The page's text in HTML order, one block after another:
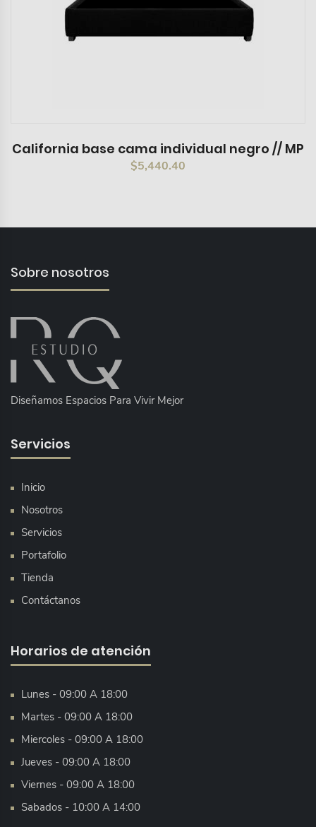
California base cama individual negro // MP
$5,440.40
Sobre nosotros
Diseñamos Espacios Para Vivir Mejor
Servicios
Inicio
Nosotros
Servicios
Portafolio
Tienda
Contáctanos
Horarios de atención
Lunes - 09:00 A 18:00
Martes - 09:00 A 18:00
Miercoles - 09:00 A 18:00
Jueves - 09:00 A 18:00
Viernes - 09:00 A 18:00
Sabados - 10:00 A 14:00